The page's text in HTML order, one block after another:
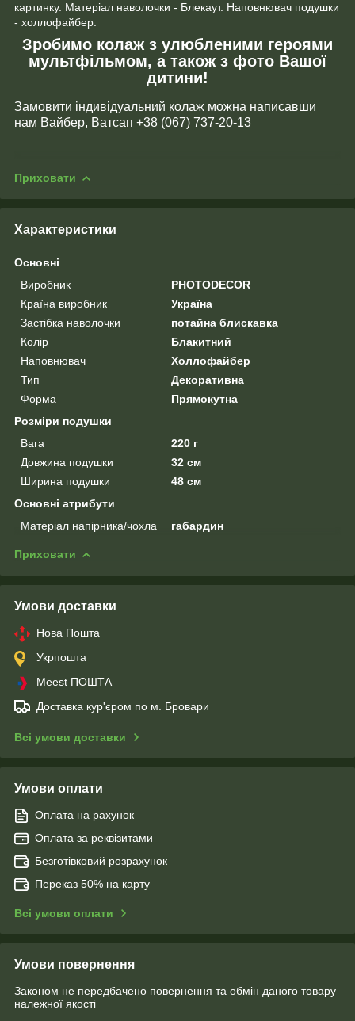
картинку. Матеріал наволочки - Блекаут. Наповнювач подушки
- холлофайбер.
Зробимо колаж з улюбленими героями
мультфільмом, а також з фото Вашої
дитини!
Замовити індивідуальний колаж можна написавши
нам Вайбер, Ватсап +38 (067) 737-20-13
Приховати
Характеристики
Основні
Виробник
PHOTODECOR
Країна виробник
Україна
Застібка наволочки
потайна блискавка
Колір
Блакитний
Наповнювач
Холлофайбер
Тип
Декоративна
Форма
Прямокутна
Розміри подушки
Вага
220 г
Довжина подушки
32 см
Ширина подушки
48 см
Основні атрибути
Матеріал напірника/чохла
габардин
Приховати
Умови доставки
Нова Пошта
Укрпошта
Meest ПОШТА
Доставка кур'єром по м. Бровари
Всі умови доставки
Умови оплати
Оплата на рахунок
Оплата за реквізитами
Безготівковий розрахунок
Переказ 50% на карту
Всі умови оплати
Умови повернення
Законом не передбачено повернення та обмін даного товару
належної якості